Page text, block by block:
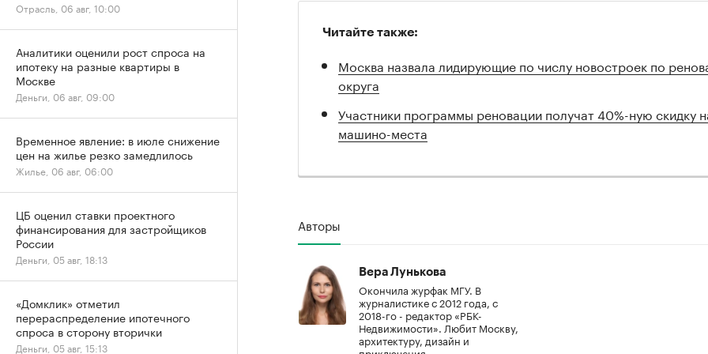
Читайте также:
Москва назвала лидирующие по числу новостроек по
округа
Участники программы реновации получат 40%-ную скидку
машино-места
Авторы
Вера Лунькова
Окончила журфак МГУ. В
журналистике с 2012 года, с
2018-го - редактор «РБК-
Недвижимости». Любит Москву,
архитектуру, дизайн и
Отрасль, 06 авг, 10:00
Аналитики оценили рост спроса на
ипотеку на разные квартиры в
Москве
Деньги, 06 авг, 09:00
Временное явление: в июле снижение
цен на жилье резко замедлилось
Жилье, 06 авг, 06:00
ЦБ оценил ставки проектного
финансирования для застройщиков
России
Деньги, 05 авг, 18:13
«Домклик» отметил
перераспределение ипотечного
спроса в сторону вторички
Деньги, 05 авг, 15:13